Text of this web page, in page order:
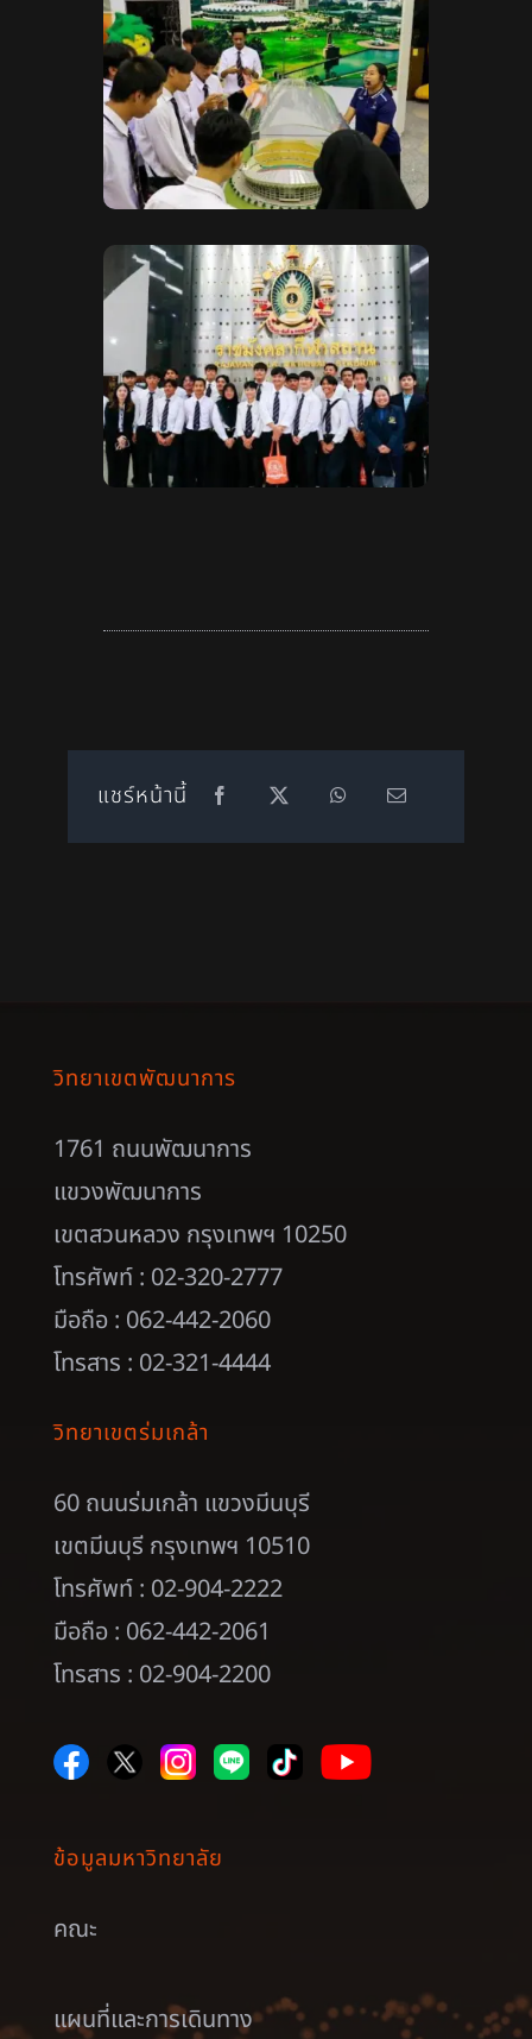
แชร์หน้านี้
วิทยาเขตพัฒนาการ
1761 ถนนพัฒนาการ
แขวงพัฒนาการ
เขตสวนหลวง กรุงเทพฯ 10250
โทรศัพท์ : 02-320-2777
มือถือ : 062-442-2060
โทรสาร : 02-321-4444
วิทยาเขตร่มเกล้า
60 ถนนร่มเกล้า แขวงมีนบุรี
เขตมีนบุรี กรุงเทพฯ 10510
โทรศัพท์ : 02-904-2222
มือถือ : 062-442-2061
โทรสาร : 02-904-2200
ข้อมูลมหาวิทยาลัย
คณะ
แผนที่และการเดินทาง